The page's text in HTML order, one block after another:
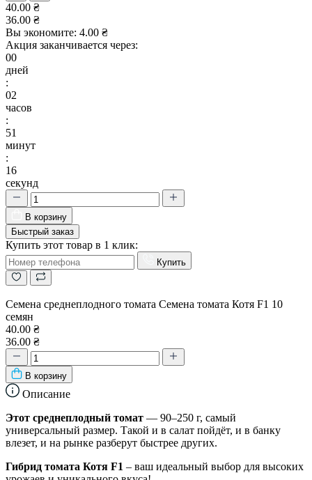
40.00 ₴
36.00 ₴
Вы экономите: 4.00 ₴
Акция заканчивается через:
00
дней
:
02
часов
:
51
минут
:
15
секунд
В корзину
Быстрый заказ
Купить этот товар в 1 клик:
Купить
Семена среднеплодного томата Cемена томата Котя F1 10
семян
40.00 ₴
36.00 ₴
В корзину
Описание
Этот среднеплодный томат — 90–250 г, самый
универсальный размер. Такой и в салат пойдёт, и в банку
влезет, и на рынке разберут быстрее других.
Гибрид томата Котя F1 – ваш идеальный выбор для высоких